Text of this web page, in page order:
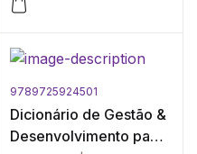
9789725924501
Dicionário de Gestão &
Desenvolvimento para